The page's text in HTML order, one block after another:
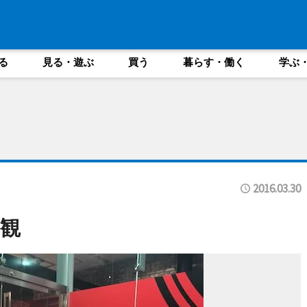
見る・遊ぶ 買う 暮らす・働く 学ぶ
2016.03.30